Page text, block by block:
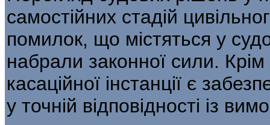
самостійних стадій
помилок, що містять­ся у
набрали законної сили.
касаційної інстанції є
у точній відповідності із